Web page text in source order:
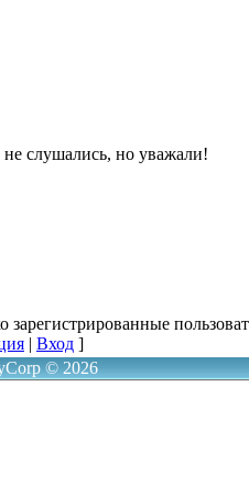
слушались, но уважали!
зарегистрированные
| Вход ]
© 2026